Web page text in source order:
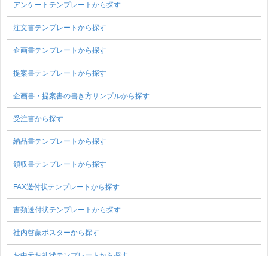
アンケートテンプレートから探す
注文書テンプレートから探す
企画書テンプレートから探す
提案書テンプレートから探す
企画書・提案書の書き方サンプルから探す
受注書から探す
納品書テンプレートから探す
領収書テンプレートから探す
FAX送付状テンプレートから探す
書類送付状テンプレートから探す
社内啓蒙ポスターから探す